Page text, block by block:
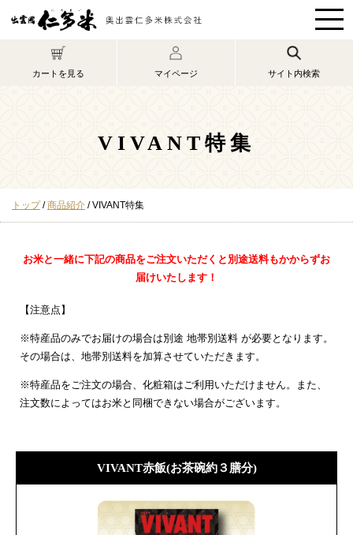
このページの本文へ
カートを見る マイページ サイト内検索
VIVANT特集
現
置：
トップ/商品紹介 /VIVANT特集
お米と一緒に下記の商品をご注文いただくと別途送料もかからずお
届けいたします！
【注意点】
※特産品のみでお届けの場合は別途 地帯別送料 が必要となります。
その場合は、地帯別送料を加算させていただきます。
※特産品をご注文の場合、化粧箱はご利用いただけません。また、
注文数によってはお米と同梱できない場合がございます。
VIVANT赤飯(お茶碗約３膳分)